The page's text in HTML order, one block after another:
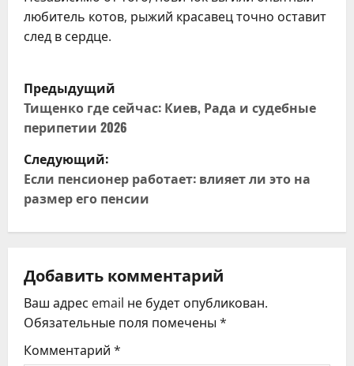
любитель котов, рыжий красавец точно оставит
след в сердце.
Н
а
в
и
г
ц
и
я
Предыдущий
Тищенко где сейчас: Киев, Рада и судебные
перипетии 2026
Следующий:
Если пенсионер работает: влияет ли это на
размер его пенсии
Добавить комментарий
Ваш адрес email не будет опубликован.
Обязательные поля помечены *
Комментарий *